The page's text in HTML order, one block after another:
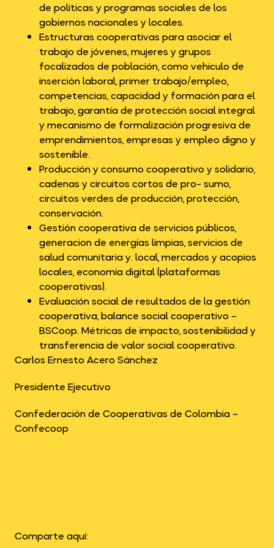
de políticas y programas sociales de los
gobiernos nacionales y locales.
Estructuras cooperativas para asociar el
trabajo de jóvenes, mujeres y grupos
focalizados de población, como vehículo de
inserción laboral, primer trabajo/empleo,
competencias, capacidad y formación para el
trabajo, garantía de protección social integral
y mecanismo de formalización progresiva de
emprendimientos, empresas y empleo digno y
sostenible.
Producción y consumo cooperativo y solidario,
cadenas y circuitos cortos de pro- sumo,
circuitos verdes de producción, protección,
conservación.
Gestión cooperativa de servicios públicos,
generacion de energías limpias, servicios de
salud comunitaria y. local, mercados y acopios
locales, economía digital (plataformas
cooperativas).
Evaluación social de resultados de la gestión
cooperativa, balance social cooperativo –
BSCoop. Métricas de impacto, sostenibilidad y
transferencia de valor social cooperativo.
Carlos Ernesto Acero Sánchez
Presidente Ejecutivo
Confederación de Cooperativas de Colombia –
Confecoop
Comparte aquí: